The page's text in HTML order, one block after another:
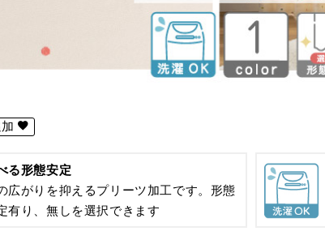
る形態安定
広がりを抑えるプリーツ加工です。形態
有り、無しを選択できます